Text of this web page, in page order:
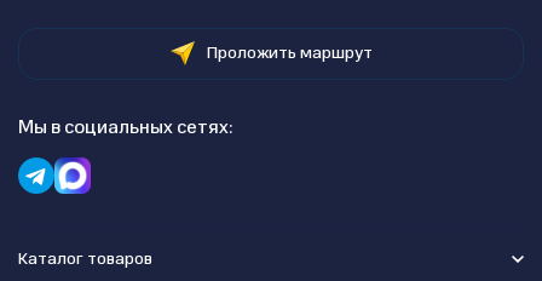
Проложить маршрут
Мы в социальных сетях:
Каталог товаров